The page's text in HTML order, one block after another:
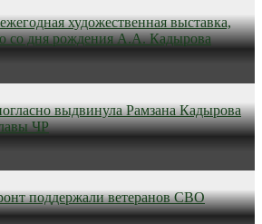
художественная выставка,
со дня рождения А.А. Кадырова
выдвинула Рамзана Кадырова
ЧР
поддержали ветеранов СВО